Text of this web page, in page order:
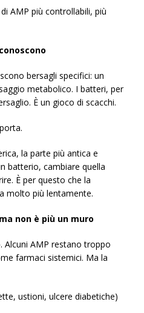
AMP più controllabili, più
bersagli specifici: un
metabolico. I batteri, per
È un gioco di scacchi.
la parte più antica e
batterio, cambiare quella
È per questo che la
molto più lentamente.
non è più un muro
Alcuni AMP restano troppo
farmaci sistemici. Ma la
ustioni, ulcere diabetiche)